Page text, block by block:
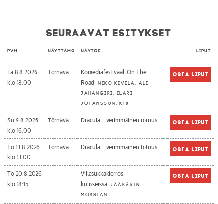
Seuraavat esitykset
Pvm Näyttämö Näytös Liput
La 8.8.2026
18:00
Törnävä
Komediafestivaali On The
Road
Niko Kivelä, Ali
Jahangiri, Ilari
Johansson, K18
Osta liput
Su 9.8.2026
16:00
Törnävä Dracula - verimmäinen totuus Osta liput
To 13.8.2026
13:00
Törnävä Dracula - verimmäinen totuus Osta liput
To 20.8.2026
18:15
Villasukkakierros
kulisseissa Jääkärin
morsian
Osta liput